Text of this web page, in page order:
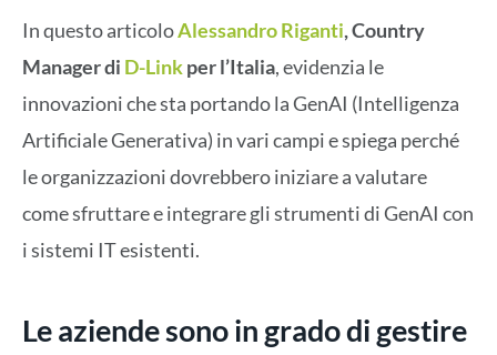
In questo articoloAlessandro Riganti, Country
Manager di D-Linkper l’Italia, evidenzia le
innovazioni che sta portando la GenAI (Intelligenza
Artificiale Generativa) in vari campi e spiega perché
le organizzazioni dovrebbero iniziare a valutare
come sfruttare e integrare gli strumenti di GenAI con
i sistemi IT esistenti.
Le aziende sono in grado di gestire